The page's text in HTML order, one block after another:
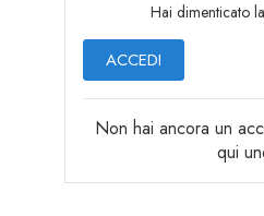
Hai dimenticato
ACCEDI
Non hai ancora un
qui